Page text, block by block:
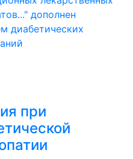
дополнен
диабетических
при